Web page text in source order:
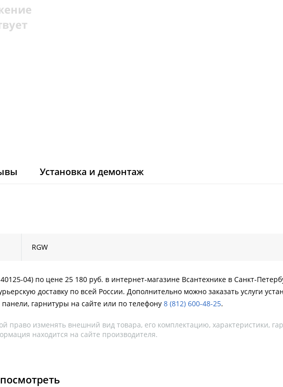
Установка и демонтаж
RGW
04) по цене 25 180 руб. в интернет-магазине Всантехнике в Санкт-
доставку по всей России. Дополнительно можно заказать услуги
гарнитуры на сайте или по телефону 8 (812) 600-48-25.
право изменять внешний вид товара, его комплектацию, характеристики,
находится на сайте производителя.